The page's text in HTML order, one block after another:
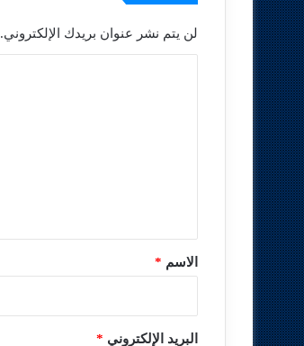
لن يتم نشر عنوان بريدك الإلكتروني.
*الاسم *
البريد الإلكتروني *